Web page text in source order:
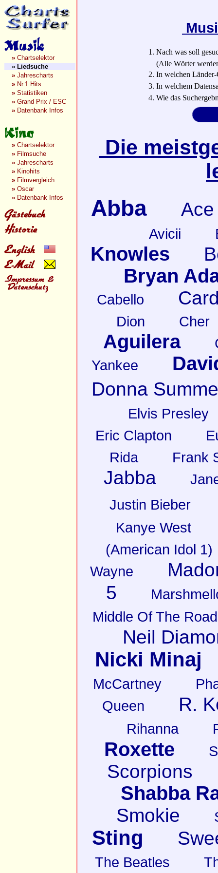
» Chartselektor
» Liedsuche
» Jahrescharts
» Nr.1 Hits
» Statistiken
» Grand Prix / ESC
» Datenbank Infos
» Chartselektor
» Filmsuche
» Jahrescharts
» Kinohits
» Filmvergleich
» Oscar
» Datenbank Infos
1. Nach was soll
(Alle Wörter
2. In welchen Länder-
3. In welchem
4. Wie das
Die
Abba
Avicii
Knowles
Bryan
Cabello
Dion Cher
Aguilera
Yankee
Donna
Elvis Presley
Eric Clapton
Rida
Frank
Jabba
Justin Bieber
Kanye West
(American Idol 1)
Wayne
5
Middle Of The Road
Neil
Nicki Minaj
McCartney
Queen
R.
Rihanna
Roxette
Scorpions
Shabba
Smokie
Sting
The Beatles